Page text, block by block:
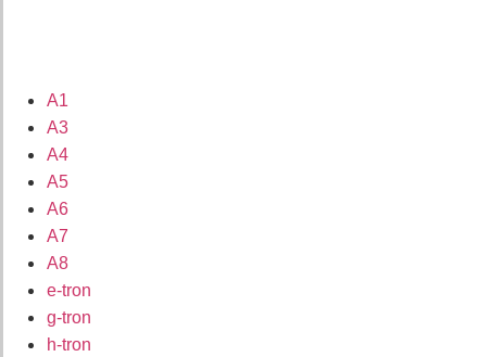
A1
A3
A4
A5
A6
A7
A8
e-tron
g-tron
h-tron